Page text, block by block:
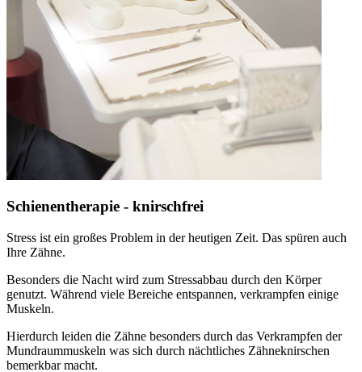
Schienentherapie - knirschfrei
Stress ist ein großes Problem in der heutigen Zeit. Das spüren auch
Ihre Zähne.
Besonders die Nacht wird zum Stressabbau durch den Körper
genutzt. Während viele Bereiche entspannen, verkrampfen einige
Muskeln.
Hierdurch leiden die Zähne besonders durch das Verkrampfen der
Mundraummuskeln was sich durch nächtliches Zähneknirschen
bemerkbar macht.